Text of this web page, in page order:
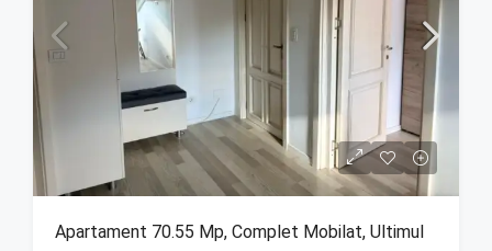
Apartament 70.55 Mp, Complet Mobilat, Ultimul